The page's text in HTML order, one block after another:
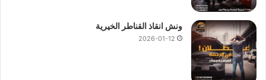
ونش انقاذ القناطر الخيرية
2026-01-12